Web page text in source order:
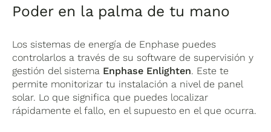
Poder en la palma de tu mano
Los sistemas de energía de Enphase puedes
controlarlos a través de su software de supervisión y
gestión del sistema Enphase Enlighten. Este te
permite monitorizar tu instalación a nivel de panel
solar. Lo que significa que puedes localizar
rápidamente el fallo, en el supuesto en el que ocurra.